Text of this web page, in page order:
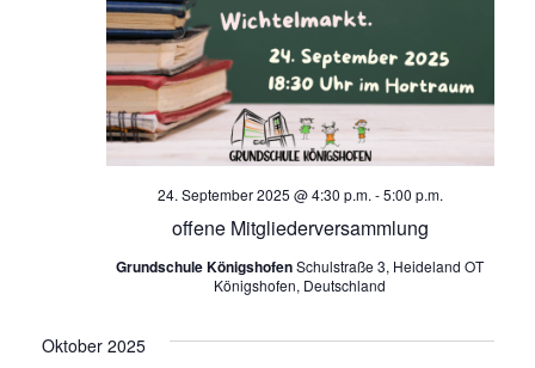
n
S
u
c
h
e
-
N
a
g
t
offene Mitgliederversammlung
24. September 2025 @ 4:30 p.m. -5:00 p.m.
Grundschule KönigshofenSchulstraße 3, Heideland OT
Königshofen, Deutschland
Oktober 2025